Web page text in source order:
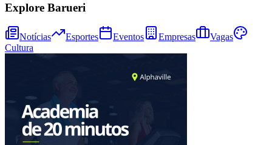
Sport
Explore Barueri
Notícias Esportes Eventos Empresas
Vagas
Cultura